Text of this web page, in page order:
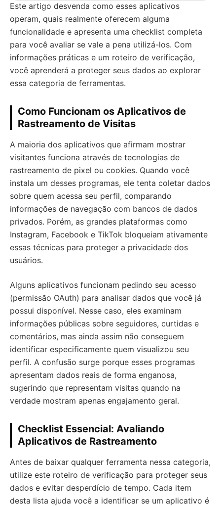
Este artigo desvenda como esses aplicativos
operam, quais realmente oferecem alguma
funcionalidade e apresenta uma checklist completa
para você avaliar se vale a pena utilizá-los. Com
informações práticas e um roteiro de verificação,
você aprenderá a proteger seus dados ao explorar
essa categoria de ferramentas.
Como Funcionam os Aplicativos de
Rastreamento de Visitas
A maioria dos aplicativos que afirmam mostrar
visitantes funciona através de tecnologias de
rastreamento de pixel ou cookies. Quando você
instala um desses programas, ele tenta coletar dados
sobre quem acessa seu perfil, comparando
informações de navegação com bancos de dados
privados. Porém, as grandes plataformas como
Instagram, Facebook e TikTok bloqueiam ativamente
essas técnicas para proteger a privacidade dos
usuários.
Alguns aplicativos funcionam pedindo seu acesso
(permissão OAuth) para analisar dados que você já
possui disponível. Nesse caso, eles examinam
informações públicas sobre seguidores, curtidas e
comentários, mas ainda assim não conseguem
identificar especificamente quem visualizou seu
perfil. A confusão surge porque esses programas
apresentam dados reais de forma enganosa,
sugerindo que representam visitas quando na
verdade mostram apenas engajamento geral.
Checklist Essencial: Avaliando
Aplicativos de Rastreamento
Antes de baixar qualquer ferramenta nessa categoria,
utilize este roteiro de verificação para proteger seus
dados e evitar desperdício de tempo. Cada item
desta lista ajuda você a identificar se um aplicativo é